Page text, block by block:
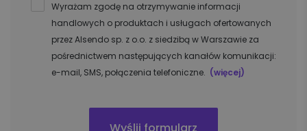
Wyrażam zgodę na otrzymywanie informacji
handlowych o produktach i usługach ofertowanych
przez Alsendo sp. z o.o. z siedzibą w Warszawie za
pośrednictwem następujących kanałów komunikacji:
e-mail, SMS, połączenia telefoniczne. (więcej)